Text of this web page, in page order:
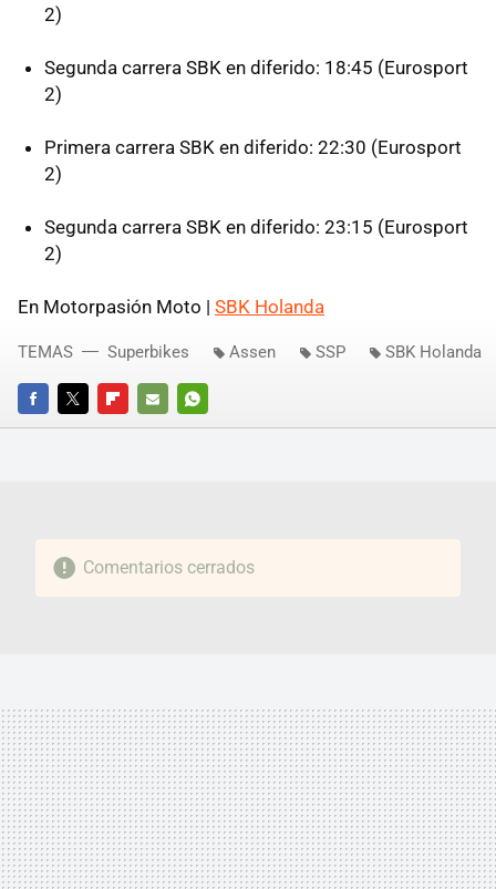
2)
Segunda carrera SBK en diferido: 18:45 (Eurosport
2)
Primera carrera SBK en diferido: 22:30 (Eurosport
2)
Segunda carrera SBK en diferido: 23:15 (Eurosport
2)
En Motorpasión Moto | SBK Holanda
FACEBOOKTWITTERFLIPBOARD
E-
WHATSAPP
TEMAS Superbikes Assen SSP SBK Holanda
Comentarios cerrados